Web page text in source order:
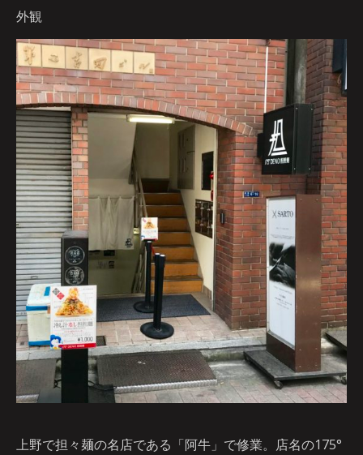
外観
上野で担々麺の名店である「阿牛」で修業。店名の175°